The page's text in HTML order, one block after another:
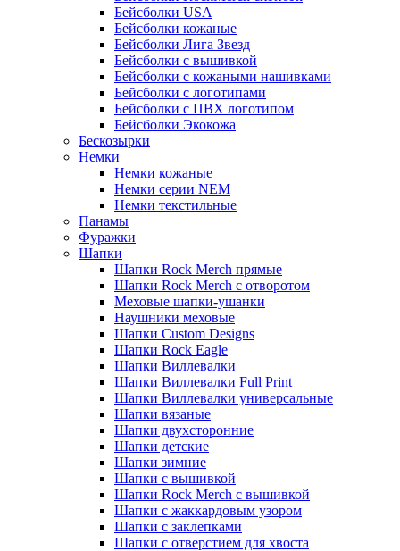
Бейсболки USA
Бейсболки кожаные
Бейсболки Лига Звезд
Бейсболки с вышивкой
Бейсболки с кожаными нашивками
Бейсболки с логотипами
Бейсболки с ПВХ логотипом
Бейсболки Экокожа
Бескозырки
Немки
Немки кожаные
Немки серии NEM
Немки текстильные
Панамы
Фуражки
Шапки
Шапки Rock Merch прямые
Шапки Rock Merch с отворотом
Меховые шапки-ушанки
Наушники меховые
Шапки Custom Designs
Шапки Rock Eagle
Шапки Виллевалки
Шапки Виллевалки Full Print
Шапки Виллевалки универсальные
Шапки вязаные
Шапки двухсторонние
Шапки детские
Шапки зимние
Шапки с вышивкой
Шапки Rock Merch с вышивкой
Шапки с жаккардовым узором
Шапки с заклепками
Шапки с отверстием для хвоста